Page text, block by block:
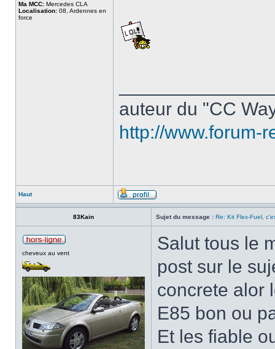
Ma MCC: Mercedes CLA
Localisation: 08, Ardennes en
force
auteur du "CC
http://www.forum-
Haut
83Kain Sujet du message : Re: Kit Flex-Fuel,
cheveux au vent
Salut tous le
post sur le
concrete alor
E85 bon ou
Et les fiable